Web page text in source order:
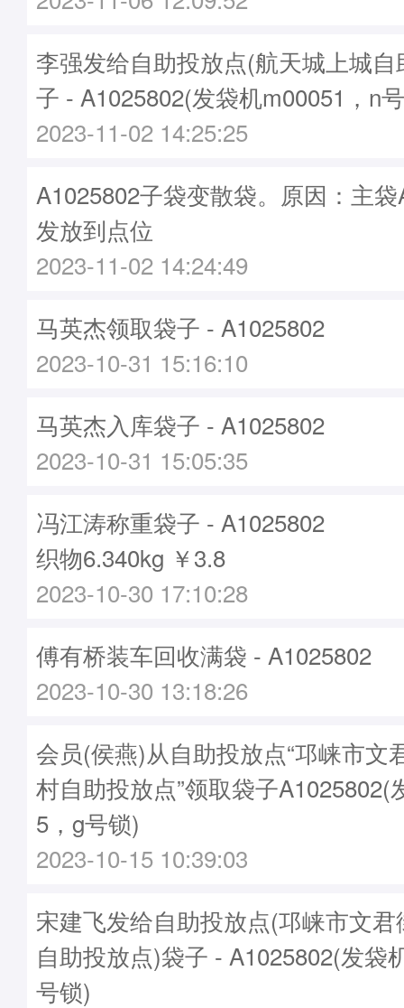
李强发给自助投放点(航天城上城
子 - A1025802(发袋机m00051，n
2023-11-02 14:25:25
A1025802子袋变散袋。原因：主
发放到点位
2023-11-02 14:24:49
马英杰领取袋子 - A1025802
2023-10-31 15:16:10
马英杰入库袋子 - A1025802
2023-10-31 15:05:35
冯江涛称重袋子 - A1025802
织物6.340kg ￥3.8
2023-10-30 17:10:28
傅有桥装车回收满袋 - A1025802
2023-10-30 13:18:26
会员(侯燕)从自助投放点“邛崃市文
村自助投放点”领取袋子A1025802(
5，g号锁)
2023-10-15 10:39:03
宋建飞发给自助投放点(邛崃市文
自助投放点)袋子 - A1025802(发袋
号锁)